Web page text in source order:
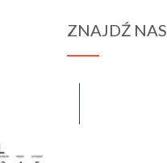
ZNAJDŹ NAS